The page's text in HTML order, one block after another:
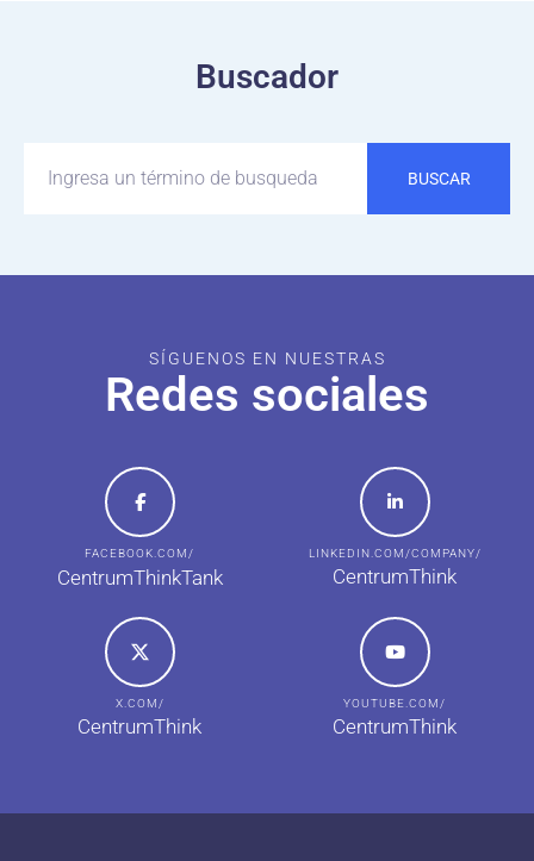
Buscador
BUSCAR
SÍGUENOS EN NUESTRAS
Redes sociales
FACEBOOK.COM/
CentrumThinkTank
LINKEDIN.COM/COMPANY/
CentrumThink
X.COM/
CentrumThink
YOUTUBE.COM/
CentrumThink